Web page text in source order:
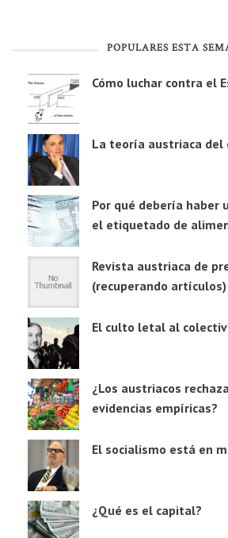
POPULARES ESTA
Cómo luchar contra el
La teoría austriaca del
Por qué debería haber
el etiquetado de
Revista austriaca de
(recuperando artículos)
El culto letal al
¿Los austriacos
evidencias empíricas?
El socialismo está en
¿Qué es el capital?